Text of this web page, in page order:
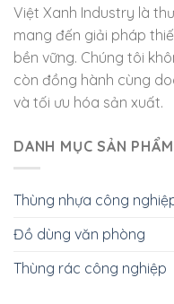
Việt Xanh Industry là
mang đến giải pháp
bền vững. Chúng tôi
còn đồng hành cùng
và tối ưu hóa sản xuất.
DANH MỤC SẢN PHẨM
Thùng nhựa công
Đồ dùng văn phòng
Thùng rác công nghiệp